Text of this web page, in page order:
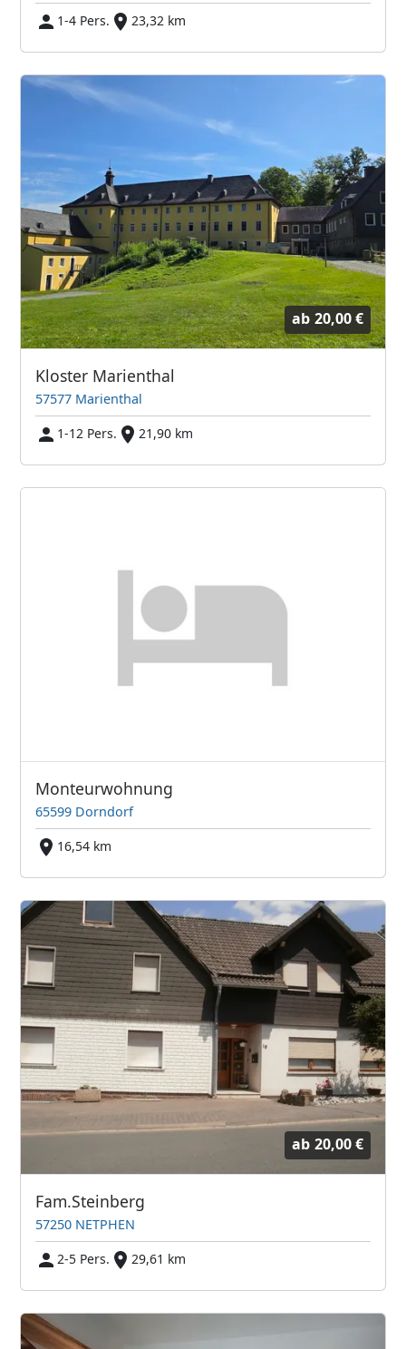
1-4 Pers.
23,32 km
ab 20,00 €
Kloster Marienthal
57577 Marienthal
1-12 Pers.
21,90 km
Monteurwohnung
65599 Dorndorf
16,54 km
ab 20,00 €
Fam.Steinberg
57250 NETPHEN
2-5 Pers.
29,61 km